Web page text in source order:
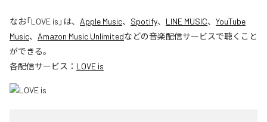
なお「LOVE is 」は、 Apple Music、 Spotify、 LINE MUSIC、 YouTube
Music、 Amazon Music Unlimitedなどの音楽配信サービスで聴くこと
ができる。
各配信サービス： LOVE is